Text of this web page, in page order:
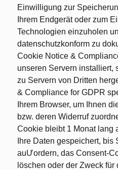
Einwilligung zur
Ihrem Endgerät oder zum
Technologien einzuholen
datenschutzkonform zu
Cookie Notice &
unseren Servern installiert,
zu Servern von Dritten
& Compliance for GDPR
Ihrem Browser, um Ihnen
bzw. deren Widerruf
Cookie bleibt 1 Monat lang
Ihre Daten gespeichert, bis
auƯordern, das Consent-
löschen oder der Zweck